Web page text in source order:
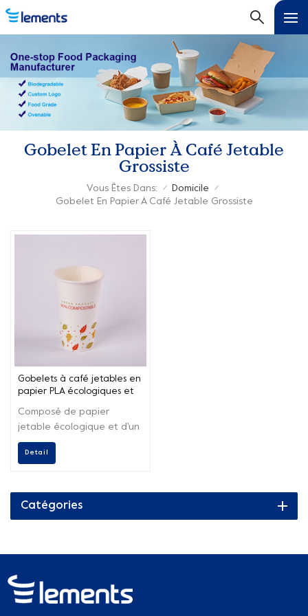
Gobelet En Papier À Café Jetable
Grossiste
Vous Êtes Dans: / Domicile /
Gobelet En Papier À Café Jetable Grossiste
Gobelets à café jetables en
papier PLA écologiques et
privée
Composé de papier
jetable écologique et d'un
revêtement en PLA, il est
compostable
Detail
Catégories